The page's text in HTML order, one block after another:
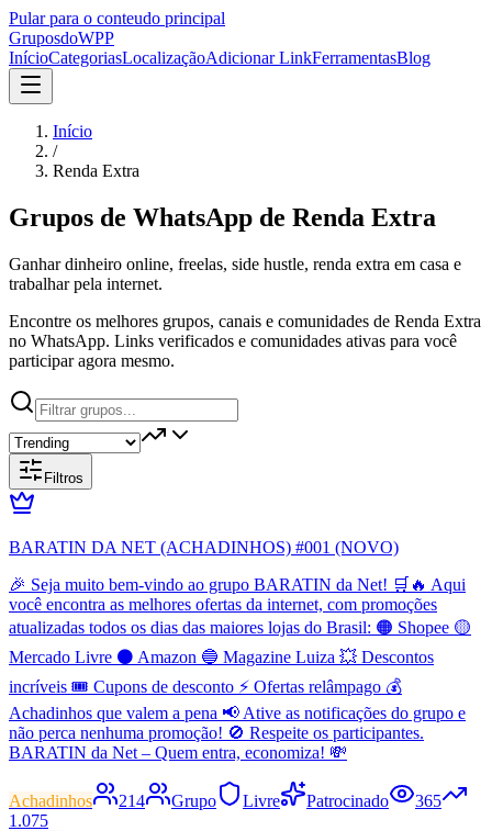
Pular para o conteudo principal
GruposdoWPP
InícioCategoriasLocalizaçãoAdicionar LinkFerramentasBlog
Início
/
Renda Extra
Grupos de WhatsApp de Renda Extra
Ganhar dinheiro online, freelas, side hustle, renda extra em casa e
trabalhar pela internet.
Encontre os melhores grupos, canais e comunidades de Renda Extra
no WhatsApp. Links verificados e comunidades ativas para você
participar agora mesmo.
Filtros
BARATIN DA NET (ACHADINHOS) #001 (NOVO)
🎉 Seja muito bem-vindo ao grupo BARATIN da Net! 🛒🔥 Aqui
você encontra as melhores ofertas da internet, com promoções
atualizadas todos os dias das maiores lojas do Brasil: 🟠 Shopee 🟡
Mercado Livre ⚫ Amazon 🔵 Magazine Luiza 💥 Descontos
incríveis 🎟️ Cupons de desconto ⚡ Ofertas relâmpago 💰
Achadinhos que valem a pena 📢 Ative as notificações do grupo e
não perca nenhuma promoção! 🚫 Respeite os participantes.
BARATIN da Net – Quem entra, economiza! 💸
Achadinhos 214 Grupo Livre Patrocinado
365
1.075